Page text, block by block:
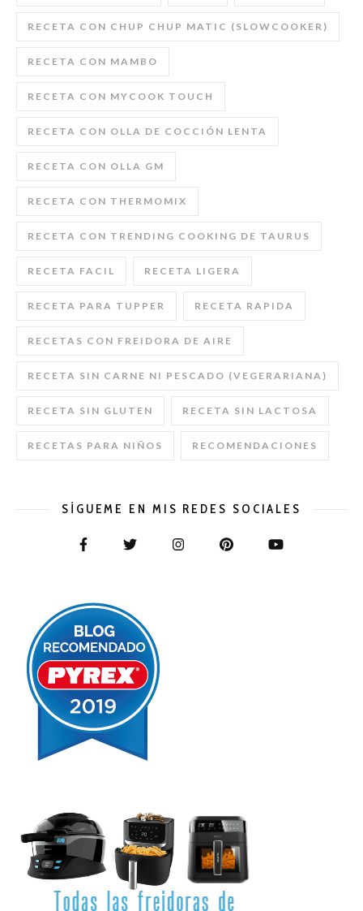
RECETA CON CHUP CHUP MATIC (SLOWCOOKER)
RECETA CON MAMBO
RECETA CON MYCOOK TOUCH
RECETA CON OLLA DE COCCIÓN LENTA
RECETA CON OLLA GM
RECETA CON THERMOMIX
RECETA CON TRENDING COOKING DE TAURUS
RECETA FACIL RECETA LIGERA
RECETA PARA TUPPER RECETA RAPIDA
RECETAS CON FREIDORA DE AIRE
RECETA SIN CARNE NI PESCADO (VEGERARIANA)
RECETA SIN GLUTEN RECETA SIN LACTOSA
RECETAS PARA NIÑOS RECOMENDACIONES
SÍGUEME EN MIS REDES SOCIALES